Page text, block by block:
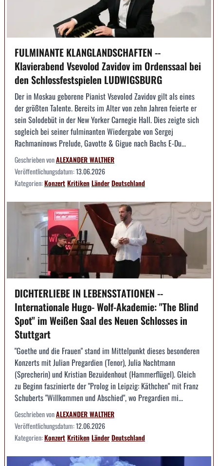
FULMINANTE KLANGLANDSCHAFTEN --
Klavierabend Vsevolod Zavidov im Ordenssaal bei
den Schlossfestspielen LUDWIGSBURG
Der in Moskau geborene Pianist Vsevolod Zavidov gilt als eines
der größten Talente. Bereits im Alter von zehn Jahren feierte er
sein Solodebüt in der New Yorker Carnegie Hall. Dies zeigte sich
sogleich bei seiner fulminanten Wiedergabe von Sergej
Rachmaninows Prelude, Gavotte & Gigue nach Bachs E-Du...
Geschrieben vonALEXANDER WALTHER
Veröffentlichungsdatum:13.06.2026
Kategorien:KonzertKritikenLänderDeutschland
DICHTERLIEBE IN LEBENSSTATIONEN --
Internationale Hugo- Wolf-Akademie: "The Blind
Spot" im Weißen Saal des Neuen Schlosses in
Stuttgart
"Goethe und die Frauen" stand im Mittelpunkt dieses besonderen
Konzerts mit Julian Pregardien (Tenor), Julia Nachtmann
(Sprecherin) und Kristian Bezuidenhout (Hammerflügel). Gleich
zu Beginn faszinierte der "Prolog in Leipzig: Käthchen" mit Franz
Schuberts "Willkommen und Abschied", wo Pregardien mi...
Geschrieben vonALEXANDER WALTHER
Veröffentlichungsdatum:12.06.2026
Kategorien:KonzertKritikenLänderDeutschland